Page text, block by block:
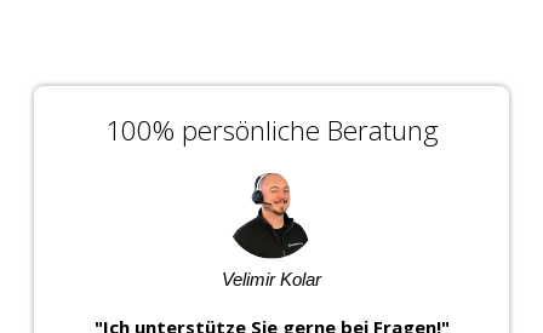
100% persönliche Beratung
Velimir Kolar
"Ich unterstütze Sie gerne bei Fragen!"